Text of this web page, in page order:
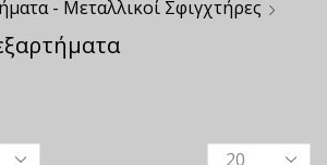
- Μεταλλικοί Σφιγχτήρες